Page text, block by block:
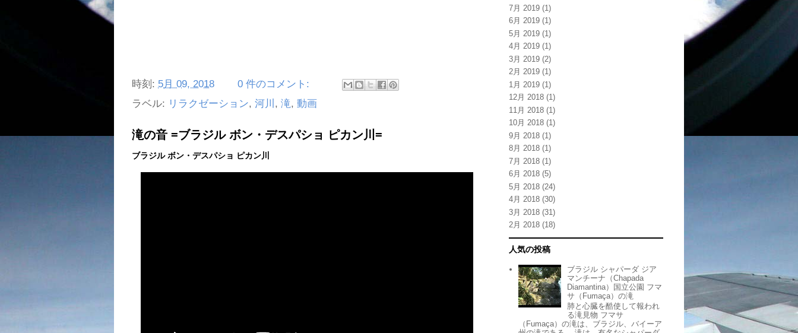
時刻: 5月 09, 2018
0 件のコメント:
ラベル: リラクゼーション, 河川 , 滝, 動画
滝の音 =ブラジル ボン・デスパショ ピカン川=
ブラジル ボン・デスパショ ピカン川
7月 2019 (1)
6月 2019 (1)
5月 2019 (1)
4月 2019 (1)
3月 2019 (2)
2月 2019 (1)
1月 2019 (1)
12月 2018 (1)
11月 2018 (1)
10月 2018 (1)
9月 2018 (1)
8月 2018 (1)
7月 2018 (1)
6月 2018 (5)
5月 2018 (24)
4月 2018 (30)
3月 2018 (31)
2月 2018 (18)
人気の投稿
ブラジル シャパーダ ジア
マンチーナ（Chapada
Diamantina）国立公園 フマ
サ（Fumaça）の滝
肺と心臓を酷使して報われ
る滝見物 フマサ
（Fumaça）の滝は、ブラジル、バイーア